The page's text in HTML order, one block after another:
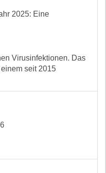
2025: Eine
Virusinfektionen. Das
seit 2015